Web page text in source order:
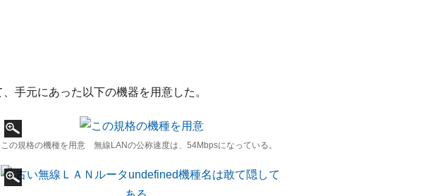
手元にあった以下の機器を用意した。
この規格の機種を用意 無線LANの公称速度は、54Mbpsになっている。